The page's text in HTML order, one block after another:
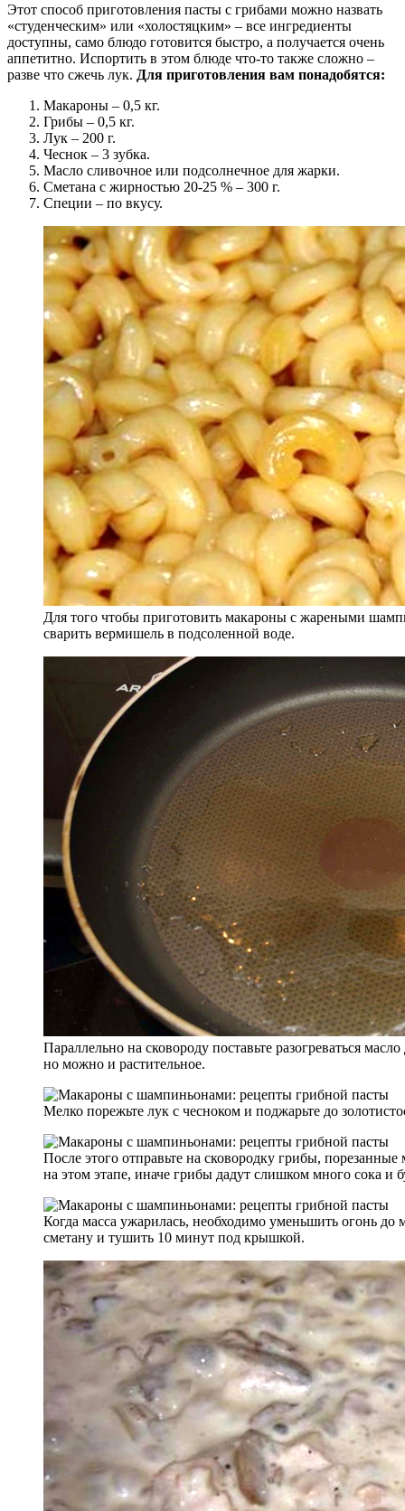
Этот способ приготовления пасты с грибами можно назвать
«студенческим» или «холостяцким» – все ингредиенты
доступны, само блюдо готовится быстро, а получается очень
аппетитно. Испортить в этом блюде что-то также сложно –
разве что сжечь лук. Для приготовления вам понадобятся:
Макароны – 0,5 кг.
Грибы – 0,5 кг.
Лук – 200 г.
Чеснок – 3 зубка.
Масло сливочное или подсолнечное для жарки.
Сметана с жирностью 20-25 % – 300 г.
Специи – по вкусу.
Для того чтобы приготовить макароны с жареными
сварить вермишель в подсоленной воде.
Параллельно на сковороду поставьте разогреваться
но можно и растительное.
Мелко порежьте лук с чесноком и поджарьте до
После этого отправьте на сковородку грибы,
на этом этапе, иначе грибы дадут слишком много сока и
Когда масса ужарилась, необходимо уменьшить огонь
сметану и тушить 10 минут под крышкой.